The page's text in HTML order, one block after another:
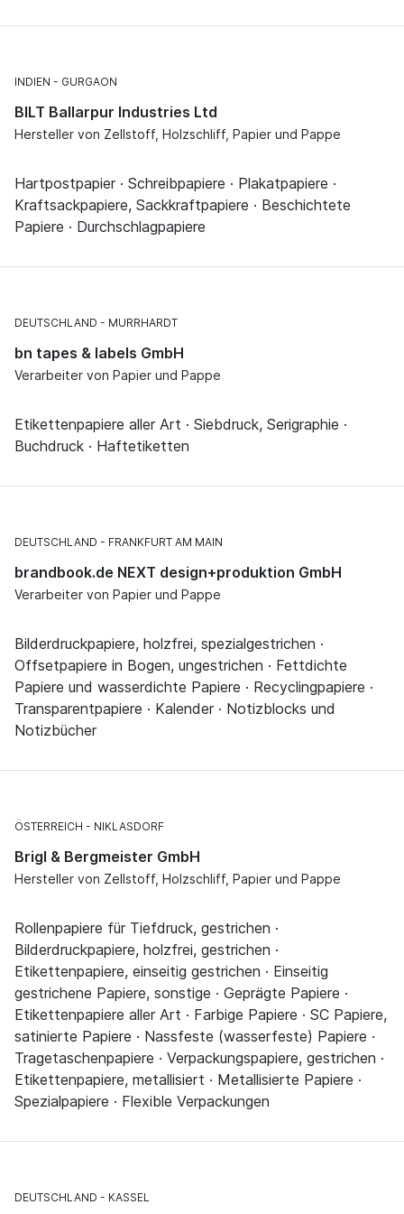
INDIEN GURGAON
BILT Ballarpur Industries Ltd
Hersteller von Zellstoff, Holzschliff, Papier und Pappe
Hartpostpapier · Schreibpapiere · Plakatpapiere ·
Kraftsackpapiere, Sackkraftpapiere · Beschichtete
Papiere · Durchschlagpapiere
DEUTSCHLAND MURRHARDT
bn tapes & labels GmbH
Verarbeiter von Papier und Pappe
Etikettenpapiere aller Art · Siebdruck, Serigraphie ·
Buchdruck · Haftetiketten
DEUTSCHLAND FRANKFURT AM MAIN
brandbook.de NEXT design+produktion GmbH
Verarbeiter von Papier und Pappe
Bilderdruckpapiere, holzfrei, spezialgestrichen ·
Offsetpapiere in Bogen, ungestrichen · Fettdichte
Papiere und wasserdichte Papiere · Recyclingpapiere ·
Transparentpapiere · Kalender · Notizblocks und
Notizbücher
ÖSTERREICH NIKLASDORF
Brigl & Bergmeister GmbH
Hersteller von Zellstoff, Holzschliff, Papier und Pappe
Rollenpapiere für Tiefdruck, gestrichen ·
Bilderdruckpapiere, holzfrei, gestrichen ·
Etikettenpapiere, einseitig gestrichen · Einseitig
gestrichene Papiere, sonstige · Geprägte Papiere ·
Etikettenpapiere aller Art · Farbige Papiere · SC Papiere,
satinierte Papiere · Nassfeste (wasserfeste) Papiere ·
Tragetaschenpapiere · Verpackungspapiere, gestrichen ·
Etikettenpapiere, metallisiert · Metallisierte Papiere ·
Spezialpapiere · Flexible Verpackungen
DEUTSCHLAND KASSEL